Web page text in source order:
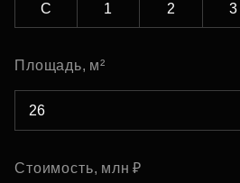
С 1 2 3
Площадь, м²
Стоимость, млн ₽